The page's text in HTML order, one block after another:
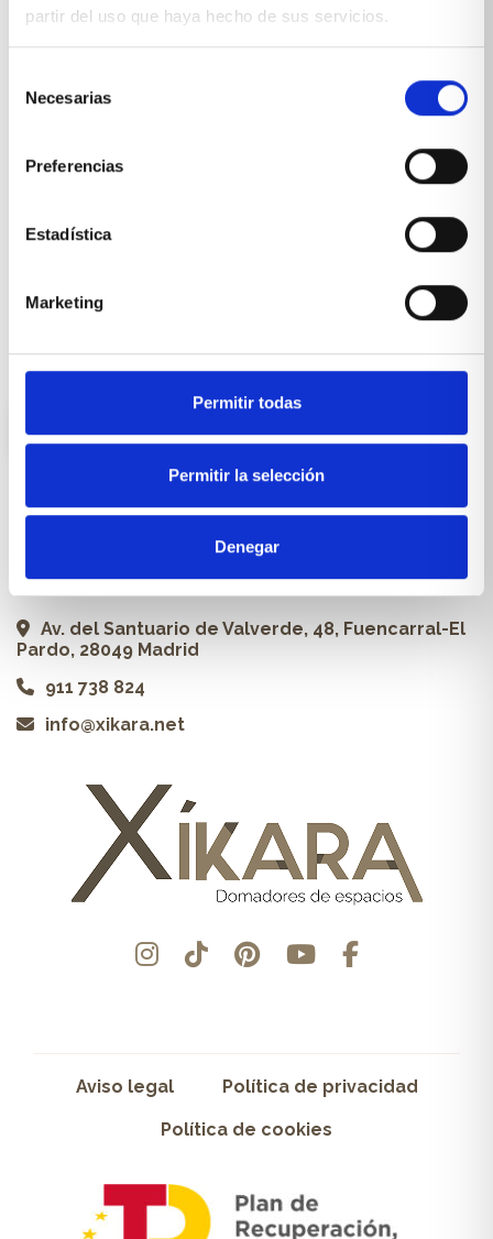
partir del uso que haya hecho de sus servicios.
Necesarias
Preferencias
Estadística
Marketing
Permitir todas
Permitir la selección
Denegar
SOLICITA UNA CITA
Cocinas a medida
Profesionales
Contacto
Xikara | Tienda de muebles
Av. del Santuario de Valverde, 48, Fuencarral-El
Pardo, 28049 Madrid
911 738 824
info@xikara.net
Aviso legal Política de privacidad
Política de cookies